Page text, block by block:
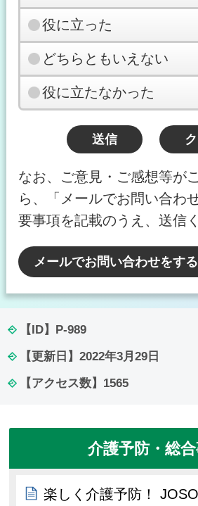
役に立った
どちらともいえない
役に立たなかった
なお、ご意見・ご感想等が
ら、「メールでお問い合わ
要事項を記載のうえ、送信
メールでお問い合わせをする
【ID】 P-989
【更新日】 2022年3月29日
【アクセス数】 1565
介護予防・総
楽しく介護予防！